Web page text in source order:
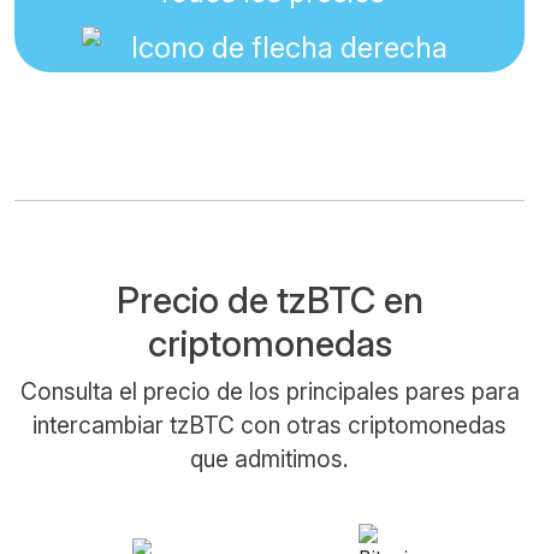
Precio de tzBTC en
criptomonedas
Consulta el precio de los principales pares para
intercambiar tzBTC con otras criptomonedas
que admitimos.